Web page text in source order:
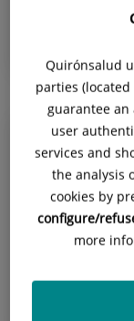
reacciona de
14 de octubre de
Mejorar
una
El
coronavirus
expuestos al
Quirónsalud
parties
guarantee
user
services and
the analysis
cookies by
configure/
more